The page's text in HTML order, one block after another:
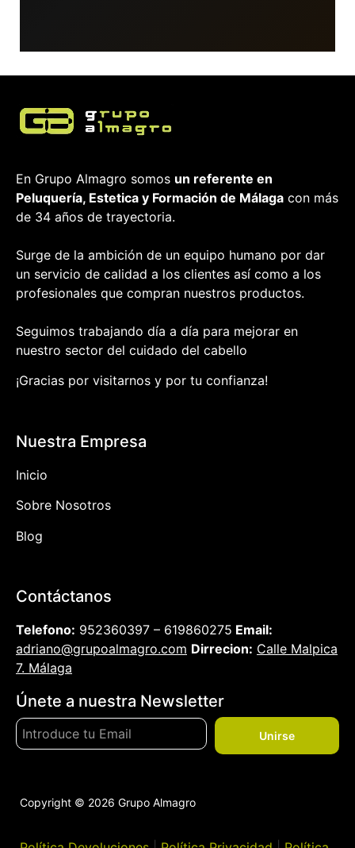
En Grupo Almagro somos un referente en
Peluquería, Estetica y Formación de Málaga con más
de 34 años de trayectoria.
Surge de la ambición de un equipo humano por dar
un servicio de calidad a los clientes así como a los
profesionales que compran nuestros productos.
Seguimos trabajando día a día para mejorar en
nuestro sector del cuidado del cabello
¡Gracias por visitarnos y por tu confianza!
Nuestra Empresa
Inicio
Sobre Nosotros
Blog
Contáctanos
Telefono: 952360397 – 619860275 Email:
adriano@grupoalmagro.com Dirrecion: Calle Malpica
7. Málaga
Únete a nuestra Newsletter
Unirse
Copyright © 2026 Grupo Almagro